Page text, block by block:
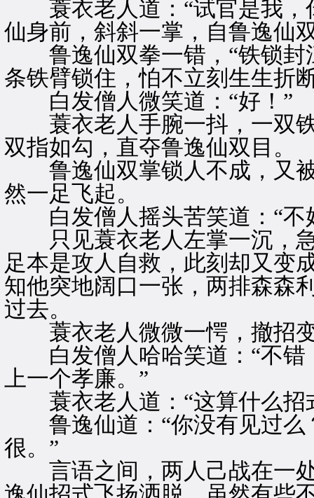
蓑衣老人道：“试官是我，
仙身前，斜斜一掌，自鲁逸仙
鲁逸仙双拳一错，“铁锁封
条铁臂锁住，怕不立刻生生折
白发僧人微笑道：“好！”
蓑衣老人手腕一抖，一双铁
双指如勾，直夺鲁逸仙双目。
鲁逸仙双掌锁人不成，又被
然一足飞起。
白发僧人摇头苦笑道：“不
只见蓑衣老人左掌一沉，急
足本是攻人自救，此刻却又变
知他突地阔口一张，两排森森
过去。
蓑衣老人微微一愕，撤招
白发僧人哈哈笑道：“不错
上一个孝廉。”
蓑衣老人道：“这算什么招
鲁逸仙道：“你没有见过么
很。”
言语之间，两人己战在一处